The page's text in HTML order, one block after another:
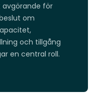
avgörande för
om
och tillgång
en central roll.